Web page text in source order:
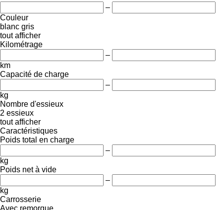
–
Couleur
blanc gris
tout afficher
Kilométrage
–
km
Capacité de charge
–
kg
Nombre d'essieux
2 essieux
tout afficher
Caractéristiques
Poids total en charge
–
kg
Poids net à vide
–
kg
Carrosserie
Avec remorque